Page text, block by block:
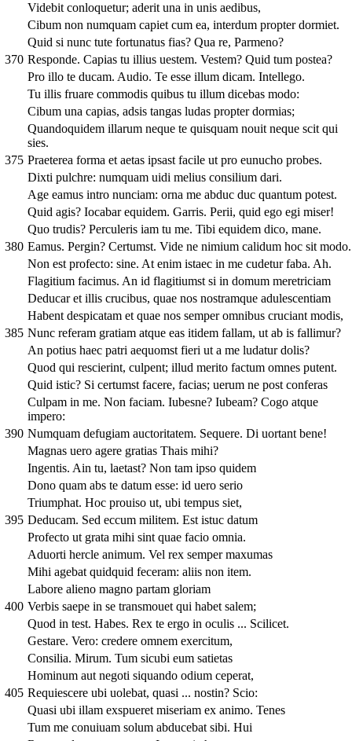
Videbit conloquetur; aderit una in unis aedibus,
Cibum non numquam capiet cum ea, interdum propter dormiet.
Quid si nunc tute fortunatus fias? Qua re, Parmeno?
370 Responde. Capias tu illius uestem. Vestem? Quid tum postea?
Pro illo te ducam. Audio. Te esse illum dicam. Intellego.
Tu illis fruare commodis quibus tu illum dicebas modo:
Cibum una capias, adsis tangas ludas propter dormias;
Quandoquidem illarum neque te quisquam nouit neque scit qui
sies.
375 Praeterea forma et aetas ipsast facile ut pro eunucho probes.
Dixti pulchre: numquam uidi melius consilium dari.
Age eamus intro nunciam: orna me abduc duc quantum potest.
Quid agis? Iocabar equidem. Garris. Perii, quid ego egi miser!
Quo trudis? Perculeris iam tu me. Tibi equidem dico, mane.
380 Eamus. Pergin? Certumst. Vide ne nimium calidum hoc sit modo.
Non est profecto: sine. At enim istaec in me cudetur faba. Ah.
Flagitium facimus. An id flagitiumst si in domum meretriciam
Deducar et illis crucibus, quae nos nostramque adulescentiam
Habent despicatam et quae nos semper omnibus cruciant modis,
385 Nunc referam gratiam atque eas itidem fallam, ut ab is fallimur?
An potius haec patri aequomst fieri ut a me ludatur dolis?
Quod qui rescierint, culpent; illud merito factum omnes putent.
Quid istic? Si certumst facere, facias; uerum ne post conferas
Culpam in me. Non faciam. Iubesne? Iubeam? Cogo atque
impero:
390 Numquam defugiam auctoritatem. Sequere. Di uortant bene!
Magnas uero agere gratias Thais mihi?
Ingentis. Ain tu, laetast? Non tam ipso quidem
Dono quam abs te datum esse: id uero serio
Triumphat. Hoc prouiso ut, ubi tempus siet,
395 Deducam. Sed eccum militem. Est istuc datum
Profecto ut grata mihi sint quae facio omnia.
Aduorti hercle animum. Vel rex semper maxumas
Mihi agebat quidquid feceram: aliis non item.
Labore alieno magno partam gloriam
400 Verbis saepe in se transmouet qui habet salem;
Quod in test. Habes. Rex te ergo in oculis ... Scilicet.
Gestare. Vero: credere omnem exercitum,
Consilia. Mirum. Tum sicubi eum satietas
Hominum aut negoti siquando odium ceperat,
405 Requiescere ubi uolebat, quasi ... nostin? Scio:
Quasi ubi illam exspueret miseriam ex animo. Tenes
Tum me conuiuam solum abducebat sibi. Hui